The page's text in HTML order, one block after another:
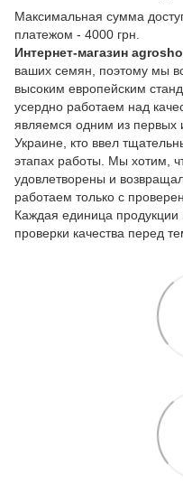
Максимальная сумма
платежом - 4000 грн.
Интернет-магазин
ваших семян, поэтому мы
высоким европейским
усердно работаем над
являемся одним из первых
Украине, кто ввел
этапах работы. Мы хотим,
удовлетворены и
работаем только с
Каждая единица продукции
проверки качества перед